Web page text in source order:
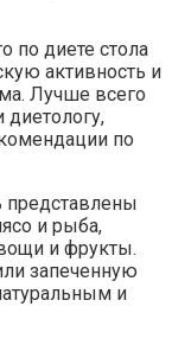
по диете стола
активность и
Лучше всего
по
и рыба,
и фрукты.
запеченную
и